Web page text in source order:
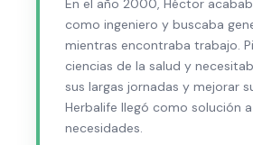
En el año 2000, Héctor
como ingeniero y buscaba
mientras encontraba trabajo.
ciencias de la salud y
sus largas jornadas y mejorar
Herbalife llegó como solución
necesidades.